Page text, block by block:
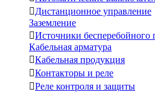
Дистанционное управление
Заземление
Источники бесперебойного
Кабельная арматура
Кабельная продукция
Контакторы и реле
Реле контроля и защиты